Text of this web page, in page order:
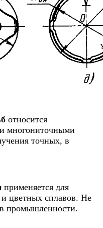
относится
многониточными
точных, в
применяется для
и цветных сплавов. Не
промышленности.